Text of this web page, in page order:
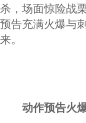
杀，场面惊险战
预告充满火爆与
来。
动作预告火爆